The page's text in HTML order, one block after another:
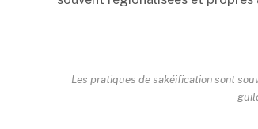
Les pratiques de sakéification sont